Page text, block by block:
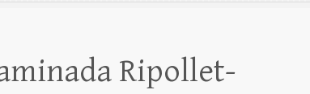
Ripollet-